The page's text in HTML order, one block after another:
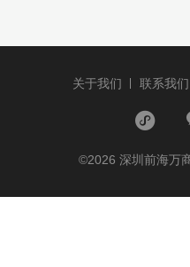
关于我们 联系我们
©2026 深圳前海万